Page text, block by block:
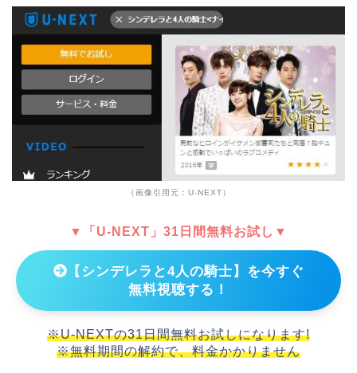
（画像引用元：U-NEXT）
▼「U-NEXT」31日間無料お試し▼
【シンデレラと4人の騎士】を今すぐ
無料視聴する！
※U-NEXTの31日間無料お試しになります!
※無料期間の解約で、料金かかりません